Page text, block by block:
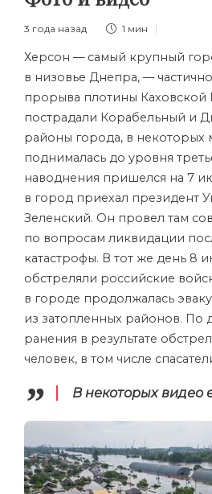
3 года назад 1 мин
Херсон — самый крупный
в низовье Днепра, —
прорыва плотины Каховской
пострадали Корабельный и
районы города, в некоторых
поднималась до уровня
наводнения пришелся на 7
в город приехал президент
Зеленский. Он провел там
по вопросам ликвидации
катастрофы. В тот же день 8
обстреляли российские
в городе продолжалась
из затопленных районов. По
ранения в результате
человек, в том числе
В некоторых видео